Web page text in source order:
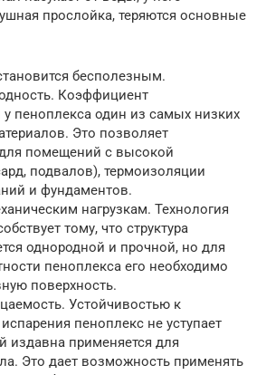
прослойка, теряются основные
бесполезным.
Коэффициент
пеноплекса один из самых низких
Это позволяет
помещений с высокой
подвалов), термоизоляции
и фундаментов.
нагрузкам. Технология
тому, что структура
однородной и прочной, но для
пеноплекса его необходимо
поверхность.
Устойчивостью к
пеноплекс не уступает
издавна применяется для
Это дает возможность применять